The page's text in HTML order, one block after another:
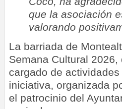
que la asociación
valorando
La barriada de
Semana Cultural
cargado de
iniciativa, organizada
el patrocinio del